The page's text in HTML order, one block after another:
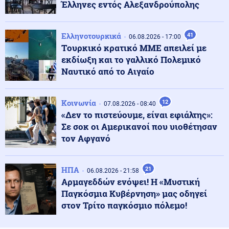
Κοινωνία 08.08.2026 - 08:57
Βουλιάζουν τα λιμάνια της Αττικής, πάνω από 56.000
επιβάτες αναχωρούν σήμερα για τα νησιά, στο
«κόκκινο» ο Πειραιάς
Οικονομία
Αντίστροφη μέτρηση για τα οικονομικά μεγέθη της
Motor Oil
Κόσμος 08.08.2026 - 08:53
Συνοριακούς έλεγχους με την Ιταλία επέβαλε η
Μαδρίτη ύστερα από σκληρό μπρα ντε φερ Μελόνι –
Σάντσεθ
Κόσμος 08.08.2026 - 08:48
Μαύρη Θάλασσα: Η πιο επικίνδυνη θαλάσσια ζώνη για
την εμπορική ναυτιλία, στο στόχαστρο πλοία και
Έλληνες εντός Αλεξανδρούπολης
Ελληνοτουρκικά 06.08.2026 - 17:00 41
Tουρκικό κρατικό ΜΜΕ απειλεί με
εκδίωξη και το γαλλικό Πολεμικό
Ναυτικό από το Αιγαίο
Κοινωνία 07.08.2026 - 08:40 12
«Δεν το πιστεύουμε, είναι εφιάλτης»:
Σε σοκ οι Αμερικανοί που υιοθέτησαν
τον Αφγανό
ΗΠΑ 06.08.2026 - 21:58 21
Αρμαγεδδών ενόψει! Η «Μυστική
Παγκόσμια Κυβέρνηση» μας οδηγεί
στον Τρίτο παγκόσμιο πόλεμο!